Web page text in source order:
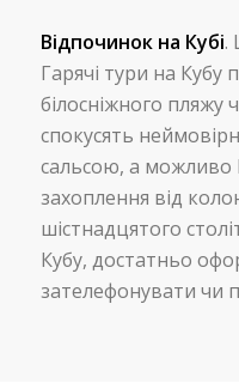
Відпочинок на Кубі.
Гарячі тури на Кубу
білосніжного
спокусять
сальсою, а можливо
захоплення від
шістнадцятого
Кубу, достатньо
зателефонувати чи